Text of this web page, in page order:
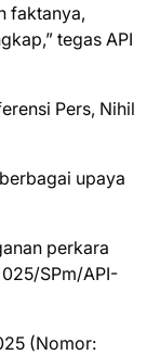
faktanya,
tegas API
Pers, Nihil
upaya
perkara
SPm/API-
(Nomor: